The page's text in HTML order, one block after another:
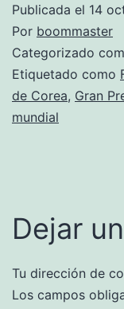
Publicada el 14
Por boommaster
Categorizado
Etiquetado como
de Corea, Gran
mundial
Dejar
Tu dirección de
Los campos